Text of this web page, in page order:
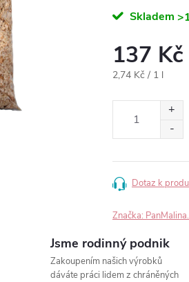
Skladem
137 Kč
Měrná
2,74 Kč / 1 l
Dotaz k
Značka:
Jsme rodinný podnik
Zakoupením našich výrobků
dáváte práci lidem z chráněných